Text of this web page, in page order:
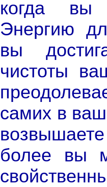
когда вы
Энергию
вы
чистоты
самих в
более вы